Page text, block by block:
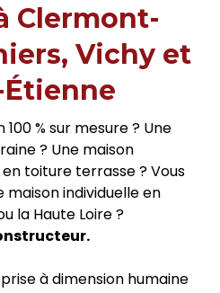
Clermont-
Vichy et
% sur mesure ? Une
? Une maison
toiture terrasse ? Vous
individuelle en
la Haute Loire ?
à dimension humaine